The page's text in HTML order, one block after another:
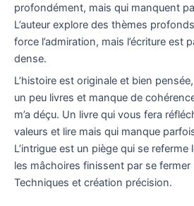
profondément, mais qui manquent
L’auteur explore des thèmes
force l’admiration, mais l’écriture est
dense.
L’histoire est originale et bien
un peu livres et manque de
m’a déçu. Un livre qui vous fera
valeurs et lire mais qui manque
L’intrigue est un piège qui se
les mâchoires finissent par se fermer
Techniques et création précision.